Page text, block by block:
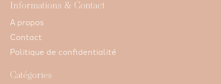
Informations & Contact
A propos
Contact
Politique de confidentialité
Catégories